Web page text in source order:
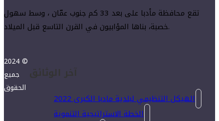
تقع محافظة مأدبا على بعد 33 كم جنوب عمّان ، وسط سهول
خصبة، بناها المؤابيون في القرن التاسع قبل الميلاد.
آخر الوثائق
الهيكل التنظيمي لبلدية مادبا الكبرى 2022
الخطة الاستراتيجية التنموية
2024 ©
جميع
الحقوق